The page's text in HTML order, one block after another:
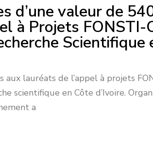
d’une valeur de
à Projets FONSTI-
Scientifique
lauréats de l’appel à projets
scientifique en Côte d’Ivoire.
a